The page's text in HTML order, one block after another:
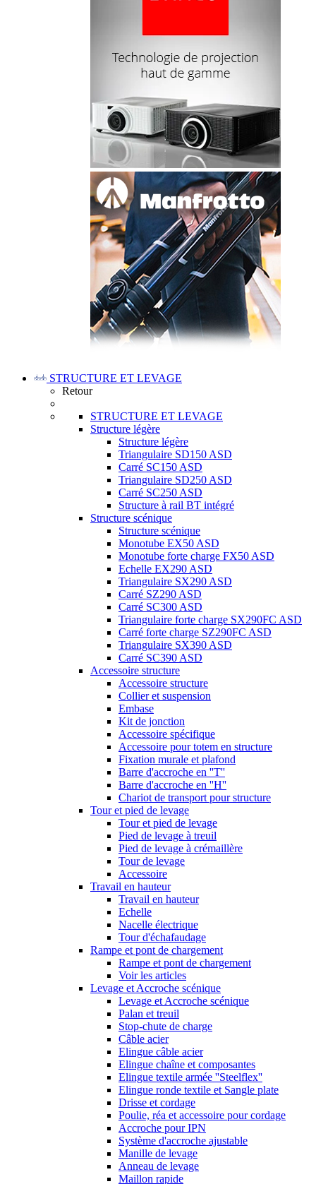
STRUCTURE ET LEVAGE
Retour
STRUCTURE ET LEVAGE
Structure légère
Structure légère
Triangulaire SD150 ASD
Carré SC150 ASD
Triangulaire SD250 ASD
Carré SC250 ASD
Structure à rail BT intégré
Structure scénique
Structure scénique
Monotube EX50 ASD
Monotube forte charge FX50 ASD
Echelle EX290 ASD
Triangulaire SX290 ASD
Carré SZ290 ASD
Carré SC300 ASD
Triangulaire forte charge SX290FC ASD
Carré forte charge SZ290FC ASD
Triangulaire SX390 ASD
Carré SC390 ASD
Accessoire structure
Accessoire structure
Collier et suspension
Embase
Kit de jonction
Accessoire spécifique
Accessoire pour totem en structure
Fixation murale et plafond
Barre d'accroche en ''T''
Barre d'accroche en ''H''
Chariot de transport pour structure
Tour et pied de levage
Tour et pied de levage
Pied de levage à treuil
Pied de levage à crémaillère
Tour de levage
Accessoire
Travail en hauteur
Travail en hauteur
Echelle
Nacelle électrique
Tour d'échafaudage
Rampe et pont de chargement
Rampe et pont de chargement
Voir les articles
Levage et Accroche scénique
Levage et Accroche scénique
Palan et treuil
Stop-chute de charge
Câble acier
Elingue câble acier
Elingue chaîne et composantes
Elingue textile armée ''Steelflex''
Elingue ronde textile et Sangle plate
Drisse et cordage
Poulie, réa et accessoire pour cordage
Accroche pour IPN
Système d'accroche ajustable
Manille de levage
Anneau de levage
Maillon rapide